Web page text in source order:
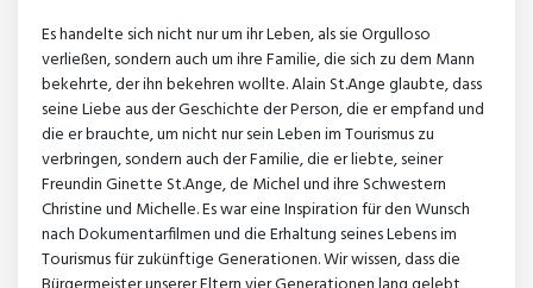
Es handelte sich nicht nur um ihr Leben, als sie Orgulloso
verließen, sondern auch um ihre Familie, die sich zu dem Mann
bekehrte, der ihn bekehren wollte. Alain St.Ange glaubte, dass
seine Liebe aus der Geschichte der Person, die er empfand und
die er brauchte, um nicht nur sein Leben im Tourismus zu
verbringen, sondern auch der Familie, die er liebte, seiner
Freundin Ginette St.Ange, de Michel und ihre Schwestern
Christine und Michelle. Es war eine Inspiration für den Wunsch
nach Dokumentarfilmen und die Erhaltung seines Lebens im
Tourismus für zukünftige Generationen. Wir wissen, dass die